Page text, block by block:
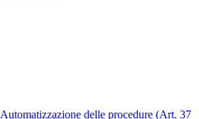
Automatizzazione delle procedure (Art. 37